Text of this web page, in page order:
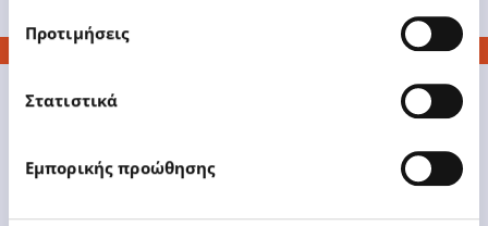
Προτιμήσεις
Στατιστικά
Εμπορικής προώθησης
www.epsilonnet.gr